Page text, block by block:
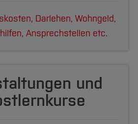
Darlehen, Wohngeld,
Ansprechstellen etc.
und